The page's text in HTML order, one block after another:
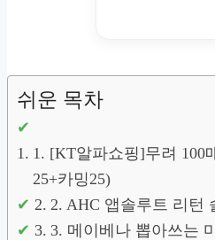
쉬운 목차
1. [KT알파쇼핑]무려 100
25+카밍25)
2. AHC 앱솔루트 리턴
3. 메이베나 뽑아쓰는